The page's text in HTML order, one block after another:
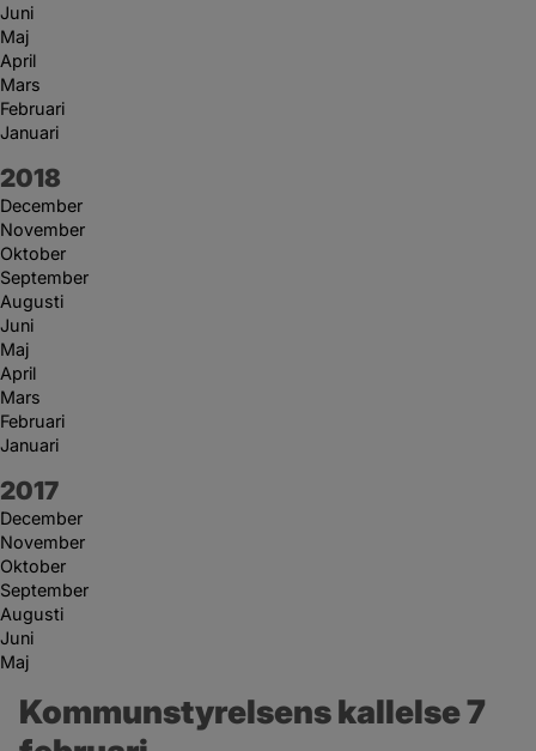
Juni
Maj
April
Mars
Februari
Januari
År:
2018
December
November
Oktober
September
Augusti
Juni
Maj
April
Mars
Februari
Januari
År:
2017
December
November
Oktober
September
Augusti
Juni
Maj
Kommunstyrelsens kallelse 7